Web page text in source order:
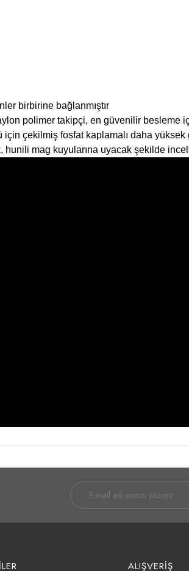
birbirine bağlanmıştır
polimer takipçi, en güvenilir besleme
çekilmiş fosfat kaplamalı daha
hunili mag kuyularına uyacak şekilde
ALIŞVERİŞ